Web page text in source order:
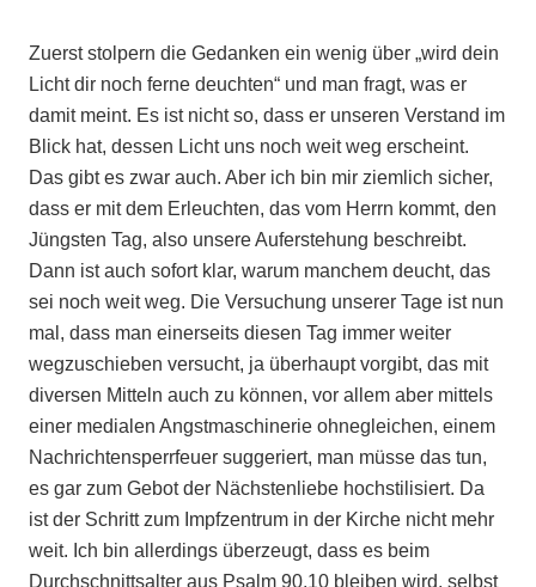
Zuerst stolpern die Gedanken ein wenig über „wird dein
Licht dir noch ferne deuchten“ und man fragt, was er
damit meint. Es ist nicht so, dass er unseren Verstand im
Blick hat, dessen Licht uns noch weit weg erscheint.
Das gibt es zwar auch. Aber ich bin mir ziemlich sicher,
dass er mit dem Erleuchten, das vom Herrn kommt, den
Jüngsten Tag, also unsere Auferstehung beschreibt.
Dann ist auch sofort klar, warum manchem deucht, das
sei noch weit weg. Die Versuchung unserer Tage ist nun
mal, dass man einerseits diesen Tag immer weiter
wegzuschieben versucht, ja überhaupt vorgibt, das mit
diversen Mitteln auch zu können, vor allem aber mittels
einer medialen Angstmaschinerie ohnegleichen, einem
Nachrichtensperrfeuer suggeriert, man müsse das tun,
es gar zum Gebot der Nächstenliebe hochstilisiert. Da
ist der Schritt zum Impfzentrum in der Kirche nicht mehr
weit. Ich bin allerdings überzeugt, dass es beim
Durchschnittsalter aus Psalm 90,10 bleiben wird, selbst